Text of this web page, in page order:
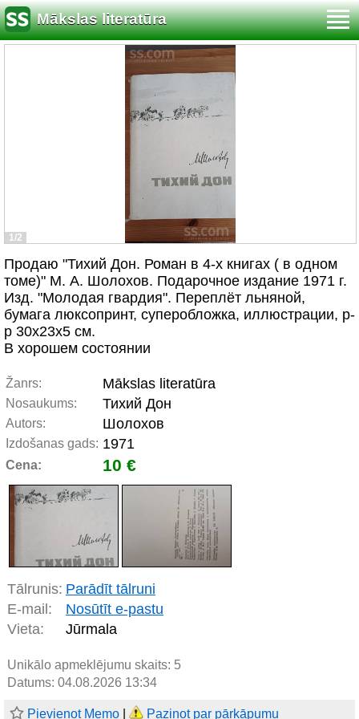
Mākslas literatūra
1/2
Продаю "Тихий Дон. Роман в 4-х книгах ( в одном
томе)" М. А. Шолохов. Подарочное издание 1971 г.
Изд. "Молодая гвардия". Переплёт льняной,
бумага люксопринт, суперобложка, иллюстрации, р-
р 30х23х5 см.
В хорошем состоянии
Žanrs: Mākslas literatūra
Nosaukums: Тихий Дон
Autors: Шолохов
Izdošanas gads: 1971
Cena: 10 €
Tālrunis: Parādīt tālruni
E-mail:
Nosūtīt e-pastu
Vieta:
Jūrmala
Unikālo apmeklējumu skaits: 5
Datums: 04.08.2026 13:34
Pievienot Memo Paziņot par pārkāpumu